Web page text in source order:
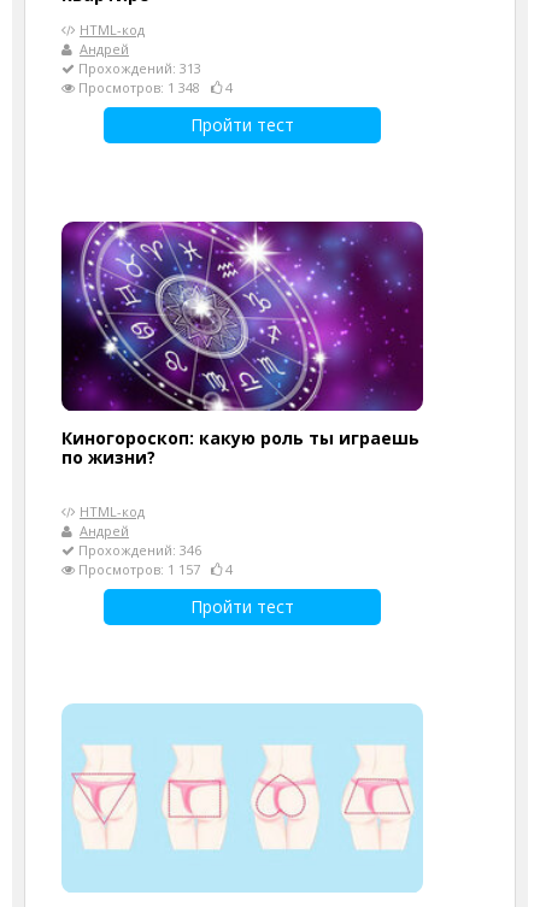
HTML-код
Андрей
Прохождений: 313
Просмотров: 1 348
4
Пройти тест
Киногороскоп: какую роль ты играешь
по жизни?
HTML-код
Андрей
Прохождений: 346
Просмотров: 1 157
4
Пройти тест